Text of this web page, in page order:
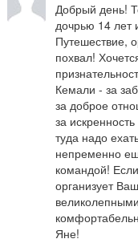
Добрый день!
дочрью 14 лет
Путешествие,
похвал!
Кемали - за
за доброе
за
туда надо
непременно
командой!
организует
Яне!